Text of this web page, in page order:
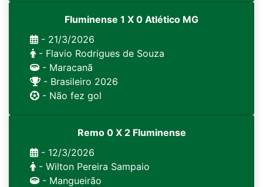
Fluminense 1 X 0 Atlético MG
- 21/3/2026
- Flavio Rodrigues de Souza
- Maracanã
- Brasileiro 2026
- Não fez gol
Remo 0 X 2 Fluminense
- 12/3/2026
- Wilton Pereira Sampaio
- Mangueirão